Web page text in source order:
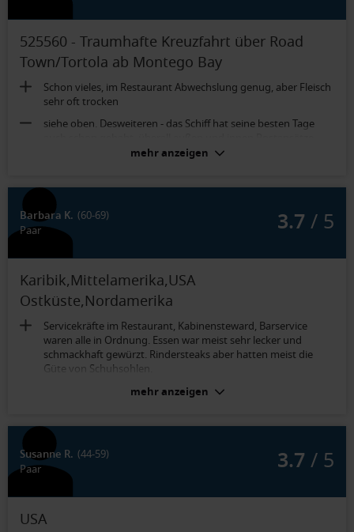
525560 - Traumhafte Kreuzfahrt über Road
Town/Tortola ab Montego Bay
Schon vieles, im Restaurant Abwechslung genug, aber Fleisch
sehr oft trocken
siehe oben. Desweiteren - das Schiff hat seine besten Tage
Die Kabine hat schon bessere Tage gehabt
mehr anzeigen
Barbara K. (60-69)
Paar
3.7 / 5
Karibik,Mittelamerika,USA
Ostküste,Nordamerika
Servicekräfte im Restaurant, Kabinensteward, Barservice
waren alle in Ordnung. Essen war meist sehr lecker und
schmackhaft gewürzt. Rindersteaks aber hatten meist die
Güte von Schuhsohlen.
Wir landeten gegen 18:15 in New York und waren gegen 23:00
Immigration ging sehr flott, Koffer kamen auch schnell, aber
dann warteten wir über 1 1/2 Std. auf die Busse zum Schiff -
über 1 Std. Busfahrt durch eine wegen des morgigen NY-
Marathon völlig verstopfte Straßen - als wir endlich vor dem
mit meinem Foto und einmal mit dem Foto meines Mannes.
mehr anzeigen
Susanne R. (44-59)
Paar
3.7 / 5
USA